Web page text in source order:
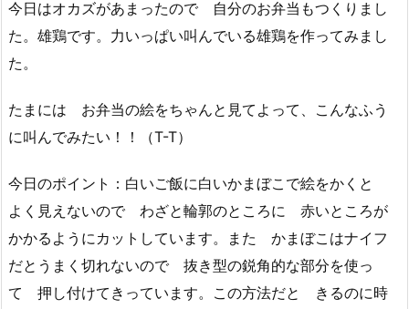
今日はオカズがあまったので 自分のお弁当もつくりまし
た。雄鶏です。力いっぱい叫んでいる雄鶏を作ってみまし
た。
たまには お弁当の絵をちゃんと見てよって、こんなふう
に叫んでみたい！！（T-T）
今日のポイント：白いご飯に白いかまぼこで絵をかくと
よく見えないので わざと輪郭のところに 赤いところが
かかるようにカットしています。また かまぼこはナイフ
だとうまく切れないので 抜き型の鋭角的な部分を使っ
て 押し付けてきっています。この方法だと きるのに時